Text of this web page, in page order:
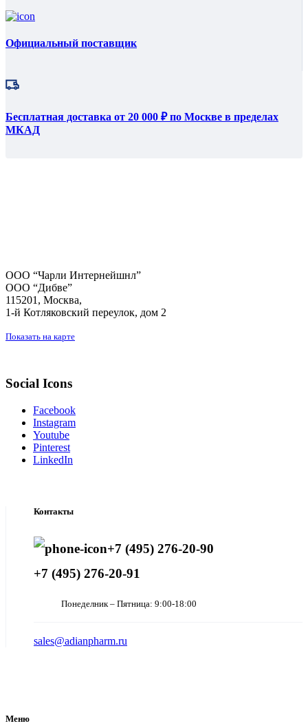
Официальный поставщик
Бесплатная доставка от 20 000 ₽ по Москве в пределах
МКАД
ООО “Чарли Интернейшнл”
ООО “Дибве”
115201, Москва,
1-й Котляковский переулок, дом 2
Показать на карте
Social Icons
Facebook
Instagram
Youtube
Pinterest
LinkedIn
Контакты
+7 (495) 276-20-90
+7 (495) 276-20-91
Понеделник – Пятница: 9:00-18:00
sales@adianpharm.ru
Меню